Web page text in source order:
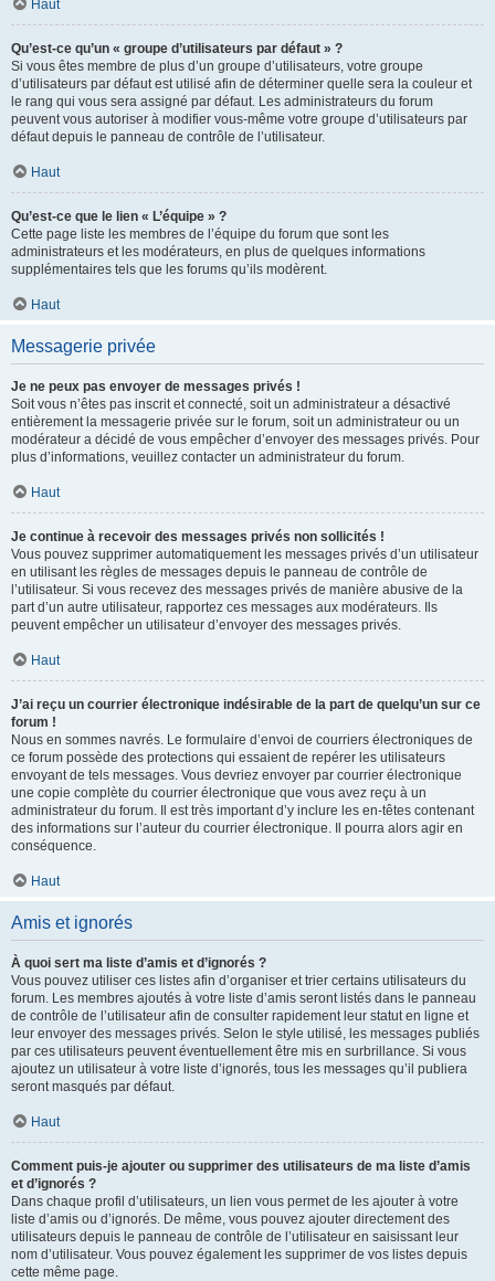
Haut
Qu’est-ce qu’un « groupe d’utilisateurs par défaut » ?
Si vous êtes membre de plus d’un groupe d’utilisateurs, votre groupe
d’utilisateurs par défaut est utilisé afin de déterminer quelle sera la couleur et
le rang qui vous sera assigné par défaut. Les administrateurs du forum
peuvent vous autoriser à modifier vous-même votre groupe d’utilisateurs par
défaut depuis le panneau de contrôle de l’utilisateur.
Haut
Qu’est-ce que le lien « L’équipe » ?
Cette page liste les membres de l’équipe du forum que sont les
administrateurs et les modérateurs, en plus de quelques informations
supplémentaires tels que les forums qu’ils modèrent.
Haut
Messagerie privée
Je ne peux pas envoyer de messages privés !
Soit vous n’êtes pas inscrit et connecté, soit un administrateur a désactivé
entièrement la messagerie privée sur le forum, soit un administrateur ou un
modérateur a décidé de vous empêcher d’envoyer des messages privés. Pour
plus d’informations, veuillez contacter un administrateur du forum.
Haut
Je continue à recevoir des messages privés non sollicités !
Vous pouvez supprimer automatiquement les messages privés d’un utilisateur
en utilisant les règles de messages depuis le panneau de contrôle de
l’utilisateur. Si vous recevez des messages privés de manière abusive de la
part d’un autre utilisateur, rapportez ces messages aux modérateurs. Ils
peuvent empêcher un utilisateur d’envoyer des messages privés.
Haut
J’ai reçu un courrier électronique indésirable de la part de quelqu’un sur ce
forum !
Nous en sommes navrés. Le formulaire d’envoi de courriers électroniques de
ce forum possède des protections qui essaient de repérer les utilisateurs
envoyant de tels messages. Vous devriez envoyer par courrier électronique
une copie complète du courrier électronique que vous avez reçu à un
administrateur du forum. Il est très important d’y inclure les en-têtes contenant
des informations sur l’auteur du courrier électronique. Il pourra alors agir en
conséquence.
Haut
Amis et ignorés
À quoi sert ma liste d’amis et d’ignorés ?
Vous pouvez utiliser ces listes afin d’organiser et trier certains utilisateurs du
forum. Les membres ajoutés à votre liste d’amis seront listés dans le panneau
de contrôle de l’utilisateur afin de consulter rapidement leur statut en ligne et
leur envoyer des messages privés. Selon le style utilisé, les messages publiés
par ces utilisateurs peuvent éventuellement être mis en surbrillance. Si vous
ajoutez un utilisateur à votre liste d’ignorés, tous les messages qu’il publiera
seront masqués par défaut.
Haut
Comment puis-je ajouter ou supprimer des utilisateurs de ma liste d’amis
et d’ignorés ?
Dans chaque profil d’utilisateurs, un lien vous permet de les ajouter à votre
liste d’amis ou d’ignorés. De même, vous pouvez ajouter directement des
utilisateurs depuis le panneau de contrôle de l’utilisateur en saisissant leur
nom d’utilisateur. Vous pouvez également les supprimer de vos listes depuis
cette même page.